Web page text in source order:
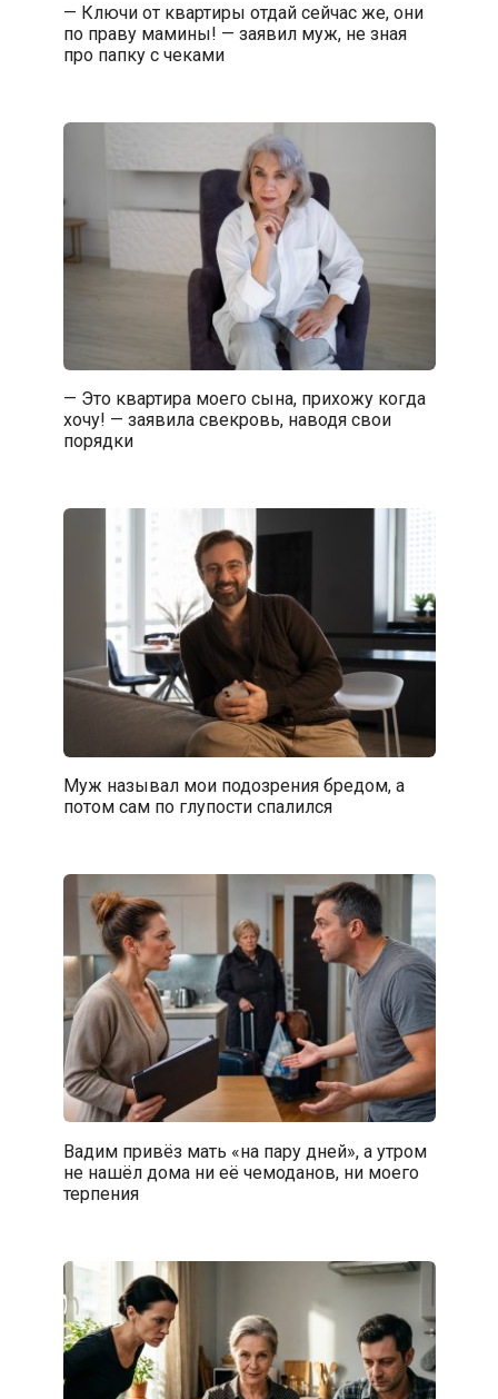
— Ключи от квартиры отдай сейчас же, они
по праву мамины! — заявил муж, не зная
про папку с чеками
— Это квартира моего сына, прихожу когда
хочу! — заявила свекровь, наводя свои
порядки
Муж называл мои подозрения бредом, а
потом сам по глупости спалился
Вадим привёз мать «на пару дней», а утром
не нашёл дома ни её чемоданов, ни моего
терпения